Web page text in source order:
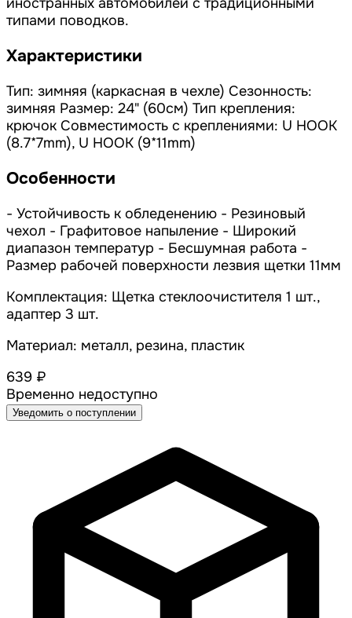
типами поводков.
Характеристики
Тип: зимняя (каркасная в чехле) Сезонность:
зимняя Размер: 24" (60см) Тип крепления:
крючок Совместимость с креплениями: U HOOK
(8.7*7mm), U HOOK (9*11mm)
Особенности
- Устойчивость к обледенению - Резиновый
чехол - Графитовое напыление - Широкий
диапазон температур - Бесшумная работа -
Размер рабочей поверхности лезвия щетки 11мм
Комплектация: Щетка стеклоочистителя 1 шт.,
адаптер 3 шт.
Материал: металл, резина, пластик
639 ₽
Временно недоступно
Уведомить о поступлении